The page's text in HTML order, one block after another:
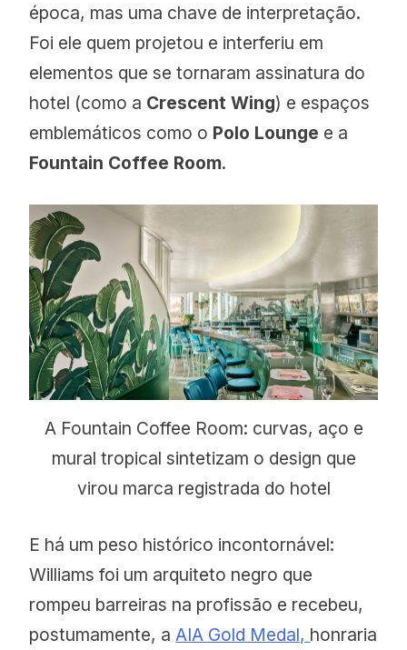
época, mas uma chave de interpretação.
Foi ele quem projetou e interferiu em
elementos que se tornaram assinatura do
hotel (como a Crescent Wing) e espaços
emblemáticos como o Polo Lounge e a
Fountain Coffee Room.
A Fountain Coffee Room: curvas, aço e
mural tropical sintetizam o design que
virou marca registrada do hotel
E há um peso histórico incontornável:
Williams foi um arquiteto negro que
rompeu barreiras na profissão e recebeu,
postumamente, aAIA Gold Medal, honraria